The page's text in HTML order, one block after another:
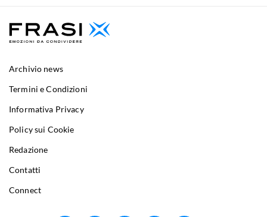
Archivio news
Termini e Condizioni
Informativa Privacy
Policy sui Cookie
Redazione
Contatti
Connect